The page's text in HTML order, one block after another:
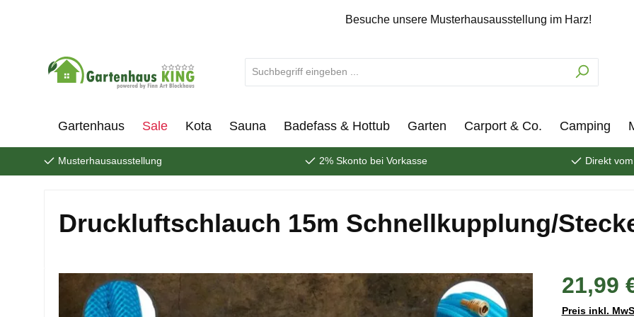
Besuche unsere Musterhausausstellung im Harz!
Gartenhaus Sale Kota Sauna Badefass & Hottub Garten Carport & Co. Camping
Musterhausausstellung 2% Skonto bei Vorkasse Direkt
Druckluftschlauch 15m Schnellkupplung/
Bildergalerie überspringen 21,99
Preis inkl.